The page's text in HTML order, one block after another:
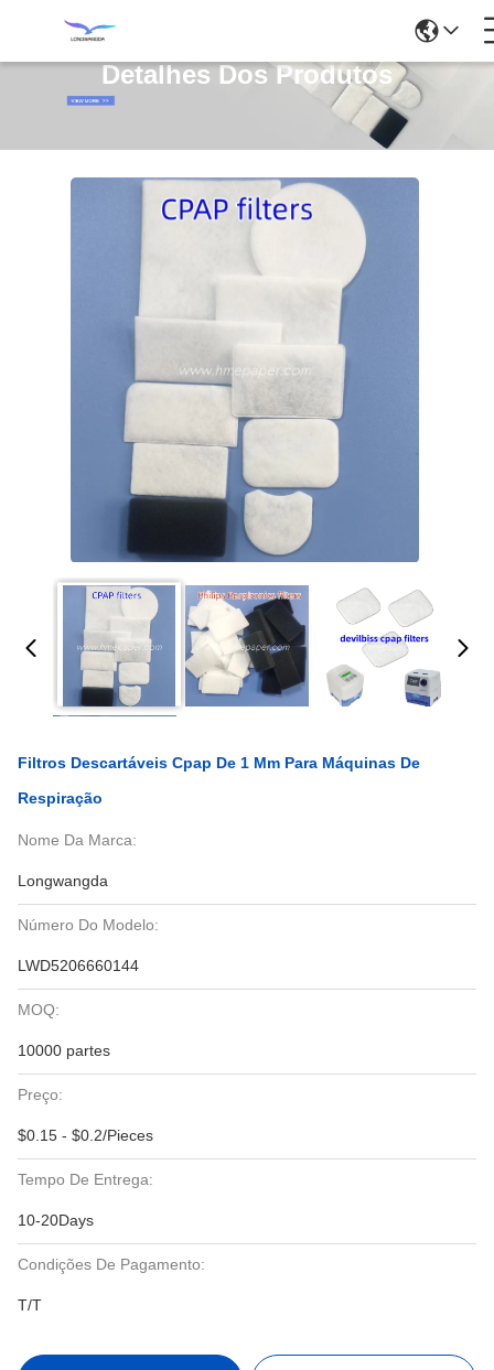
Detalhes Dos Produtos
Filtros Descartáveis Cpap De 1 Mm Para Máquinas De
Respiração
Nome Da Marca:
Longwangda
Número Do Modelo:
LWD5206660144
MOQ:
10000 partes
Preço:
$0.15 - $0.2/Pieces
Tempo De Entrega:
10-20Days
Condições De Pagamento:
T/T